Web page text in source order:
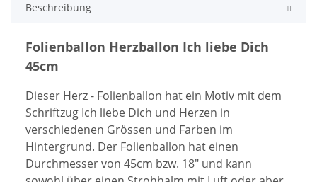
Beschreibung
Folienballon Herzballon Ich liebe Dich
45cm
Dieser Herz - Folienballon hat ein Motiv mit dem
Schriftzug Ich liebe Dich und Herzen in
verschiedenen Grössen und Farben im
Hintergrund. Der Folienballon hat einen
Durchmesser von 45cm bzw. 18" und kann